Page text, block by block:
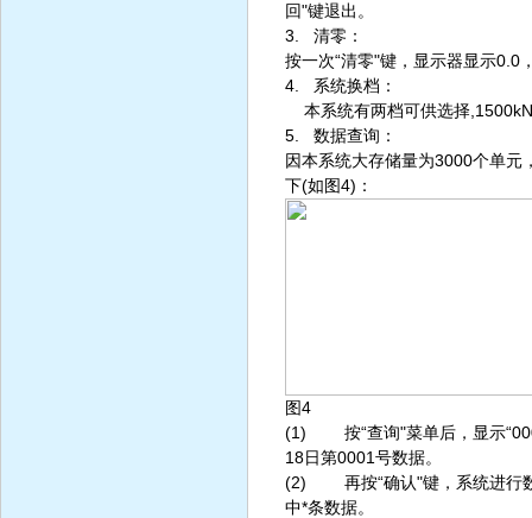
回"键退出。
3. 清零：
按一次“清零"键，显示器显示0.0
4. 系统换档：
本系统有两档可供选择
5. 数据查询：
因本系统大存储量为3000个单元
下(如图4)：
图4
(1) 按“查询"菜单后，显示
18日第0001号数据。
(2) 再按“确认"键，系统进行数
中*条数据。